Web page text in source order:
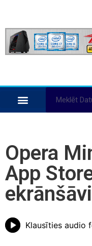
Opera
App
Klausīties audio